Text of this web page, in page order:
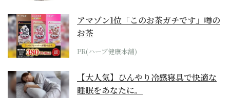
アマゾン1位「このお茶ガチです」噂の
お茶
PR(ハーブ健康本舗)
【大人気】ひんやり冷感寝具で快適な
睡眠をあなたに。